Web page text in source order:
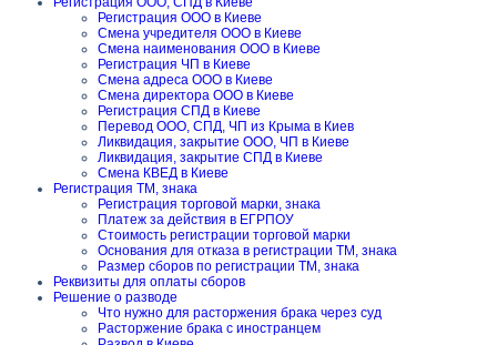
Регистрация ООО в Киеве
Смена учредителя ООО в Киеве
Смена наименования ООО в Киеве
Регистрация ЧП в Киеве
Смена адреса ООО в Киеве
Смена директора ООО в Киеве
Регистрация СПД в Киеве
Перевод ООО, СПД, ЧП из Крыма в Киев
Ликвидация, закрытие ООО, ЧП в Киеве
Ликвидация, закрытие СПД в Киеве
Смена КВЕД в Киеве
Регистрация ТМ, знака
Регистрация торговой марки, знака
Платеж за действия в ЕГРПОУ
Стоимость регистрации торговой марки
Основания для отказа в регистрации ТМ, знака
Размер сборов по регистрации ТМ, знака
Реквизиты для оплаты сборов
Решение о разводе
Что нужно для расторжения брака через суд
Расторжение брака с иностранцем